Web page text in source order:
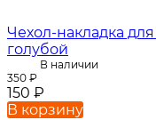
Чехол-накладка
голубой
В наличии
350 ₽
150 ₽
В корзину